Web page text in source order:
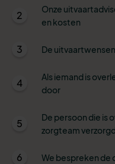
2
Onze
en kosten
3 De
4
Als iemand is
door
5
De persoon die is
zorgteam
6 We bespreken de